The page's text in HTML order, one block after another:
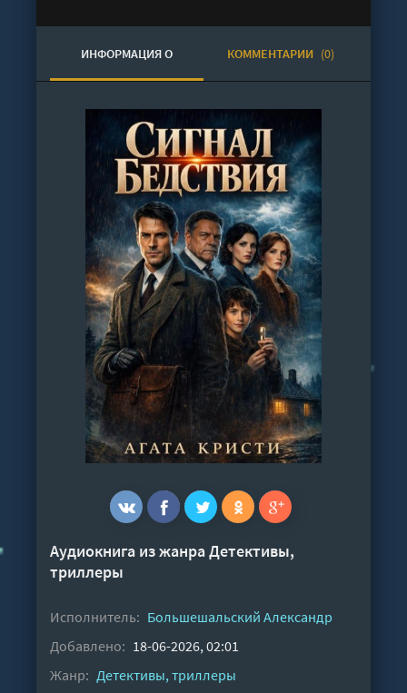
ИНФОРМАЦИЯ О
АУДИОКНИГЕ
КОММЕНТАРИИ (0)
Аудиокнига из жанраДетективы,
триллеры
Исполнитель: Большешальский Александр
Добавлено: 18-06-2026, 02:01
Жанр: Детективы, триллеры